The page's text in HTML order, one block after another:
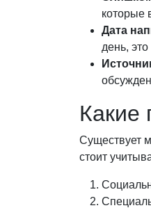
которые
Дата
день,
Какие
Существует
стоит